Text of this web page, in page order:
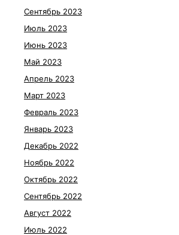
Сентябрь 2023
Июль 2023
Июнь 2023
Май 2023
Апрель 2023
Март 2023
Февраль 2023
Январь 2023
Декабрь 2022
Ноябрь 2022
Октябрь 2022
Сентябрь 2022
Август 2022
Июль 2022